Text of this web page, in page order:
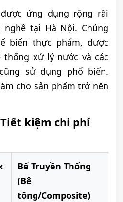
ứng dụng rộng rãi
tại Hà Nội. Chúng
biến thực phẩm, dược
thống xử lý nước và các
sử dụng phổ biến.
cho sản phẩm trở nên
Tiết kiệm chi phí
Bể Truyền Thống
(Bê
tông/Composite)